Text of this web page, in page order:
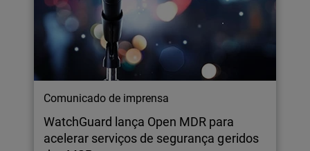
Comunicado de imprensa
WatchGuard lança Open MDR para
acelerar serviços de segurança geridos